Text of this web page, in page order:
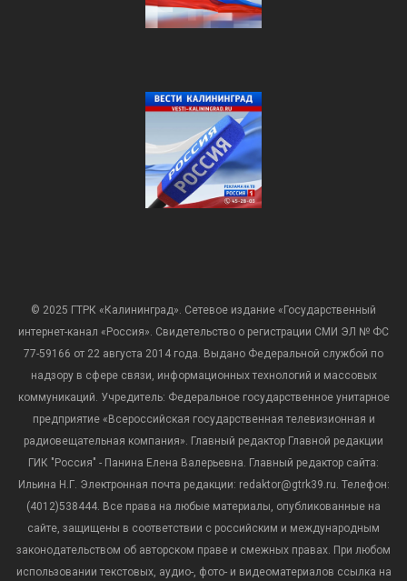
© 2025 ГТРК «Калининград». Сетевое издание «Государственный
интернет-канал «Россия». Свидетельство о регистрации СМИ ЭЛ № ФС
77-59166 от 22 августа 2014 года. Выдано Федеральной службой по
надзору в сфере связи, информационных технологий и массовых
коммуникаций. Учредитель: Федеральное государственное унитарное
предприятие «Всероссийская государственная телевизионная и
радиовещательная компания». Главный редактор Главной редакции
ГИК "Россия" - Панина Елена Валерьевна. Главный редактор сайта:
Ильина Н.Г. Электронная почта редакции: redaktor@gtrk39.ru. Телефон:
(4012)538444. Все права на любые материалы, опубликованные на
сайте, защищены в соответствии с российским и международным
законодательством об авторском праве и смежных правах. При любом
использовании текстовых, аудио-, фото- и видеоматериалов ссылка на